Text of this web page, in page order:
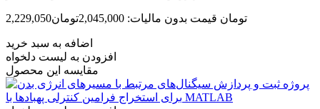
2,229,050تومان قیمت بدون مالیات: 2,045,000تومان
اضافه به سبد خرید
افزودن به لیست دلخواه
مقایسه این محصول